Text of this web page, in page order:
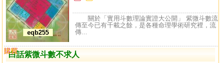
eqb255
關於「實用斗數理論實證大公開」 紫微斗數流
傳至今已有千載之餘，是各種命理學術研究裡，流
傳...
白話紫微斗數不求人
購買
比較